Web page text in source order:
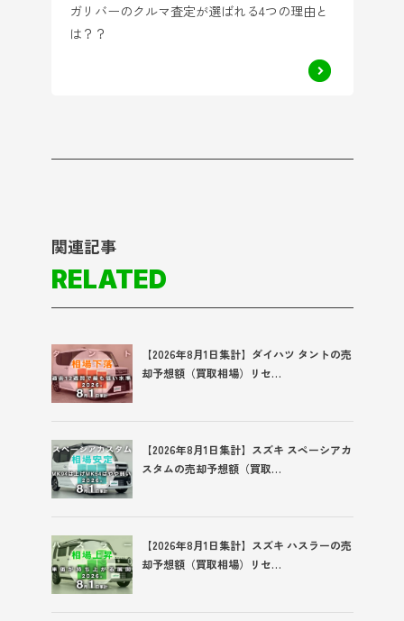
ガリバーのクルマ査定が選ばれる4つの理由と
は？？
関連記事
RELATED
【2026年8月1日集計】ダイハツ タントの売
却予想額（買取相場）リセ…
【2026年8月1日集計】スズキ スペーシアカ
スタムの売却予想額（買取…
【2026年8月1日集計】スズキ ハスラーの売
却予想額（買取相場）リセ…